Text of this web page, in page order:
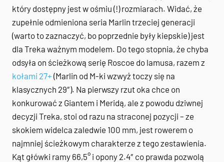
który dostępny jest w ośmiu (!) rozmiarach. Widać, że
zupełnie odmieniona seria Marlin trzeciej generacji
(warto to zaznaczyć, bo poprzednie były kiepskie) jest
dla Treka ważnym modelem. Do tego stopnia, że chyba
odsyła on ścieżkową serię Roscoe do lamusa, razem z
kołami 27+ (Marlin od M-ki wzwyż toczy się na
klasycznych 29″). Na pierwszy rzut oka chce on
konkurować z Giantem i Meridą, ale z powodu dziwnej
decyzji Treka, stoi od razu na straconej pozycji – ze
skokiem widelca zaledwie 100 mm, jest rowerem o
najmniej ścieżkowym charakterze z tego zestawienia.
Kąt główki ramy 66,5° i opony 2.4″ co prawda pozwolą